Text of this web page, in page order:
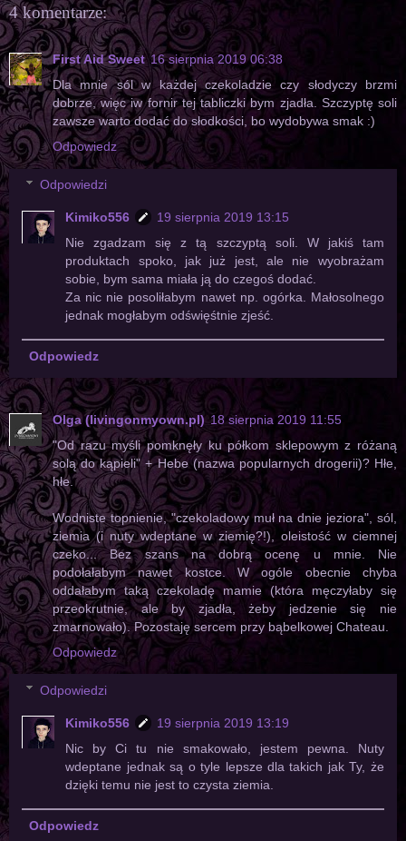
4 komentarze:
First Aid Sweet 16 sierpnia 2019 06:38
Dla mnie sól w każdej czekoladzie czy słodyczy brzmi
dobrze, więc iw fornir tej tabliczki bym zjadła. Szczyptę soli
zawsze warto dodać do słodkości, bo wydobywa smak :)
Odpowiedz
Odpowiedzi
Kimiko556
19 sierpnia 2019 13:15
Nie zgadzam się z tą szczyptą soli. W jakiś tam
produktach spoko, jak już jest, ale nie wyobrażam
sobie, bym sama miała ją do czegoś dodać.
Za nic nie posoliłabym nawet np. ogórka. Małosolnego
jednak mogłabym odświęśtnie zjeść.
Odpowiedz
Olga (livingonmyown.pl) 18 sierpnia 2019 11:55
"Od razu myśli pomknęły ku półkom sklepowym z różaną
solą do kąpieli" + Hebe (nazwa popularnych drogerii)? Hłe,
hłe.
Wodniste topnienie, "czekoladowy muł na dnie jeziora", sól,
ziemia (i nuty wdeptane w ziemię?!), oleistość w ciemnej
czeko... Bez szans na dobrą ocenę u mnie. Nie
podołałabym nawet kostce. W ogóle obecnie chyba
oddałabym taką czekoladę mamie (która męczyłaby się
przeokrutnie, ale by zjadła, żeby jedzenie się nie
zmarnowało). Pozostaję sercem przy bąbelkowej Chateau.
Odpowiedz
Odpowiedzi
Kimiko556
19 sierpnia 2019 13:19
Nic by Ci tu nie smakowało, jestem pewna. Nuty
wdeptane jednak są o tyle lepsze dla takich jak Ty, że
dzięki temu nie jest to czysta ziemia.
Odpowiedz